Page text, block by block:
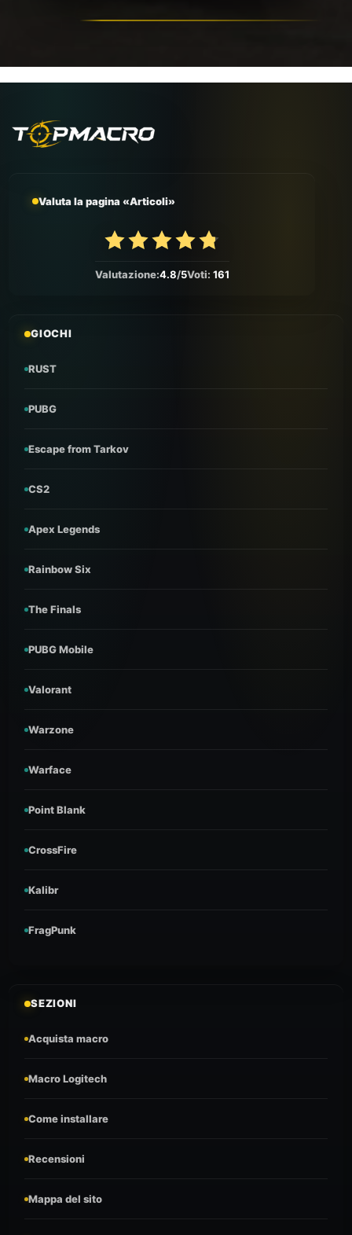
Valuta la pagina «Articoli»
Valutazione:4.8/5Voti: 161
GIOCHI
RUST
PUBG
Escape from Tarkov
CS2
Apex Legends
Rainbow Six
The Finals
PUBG Mobile
Valorant
Warzone
Warface
Point Blank
CrossFire
Kalibr
FragPunk
SEZIONI
Acquista macro
Macro Logitech
Come installare
Recensioni
Mappa del sito